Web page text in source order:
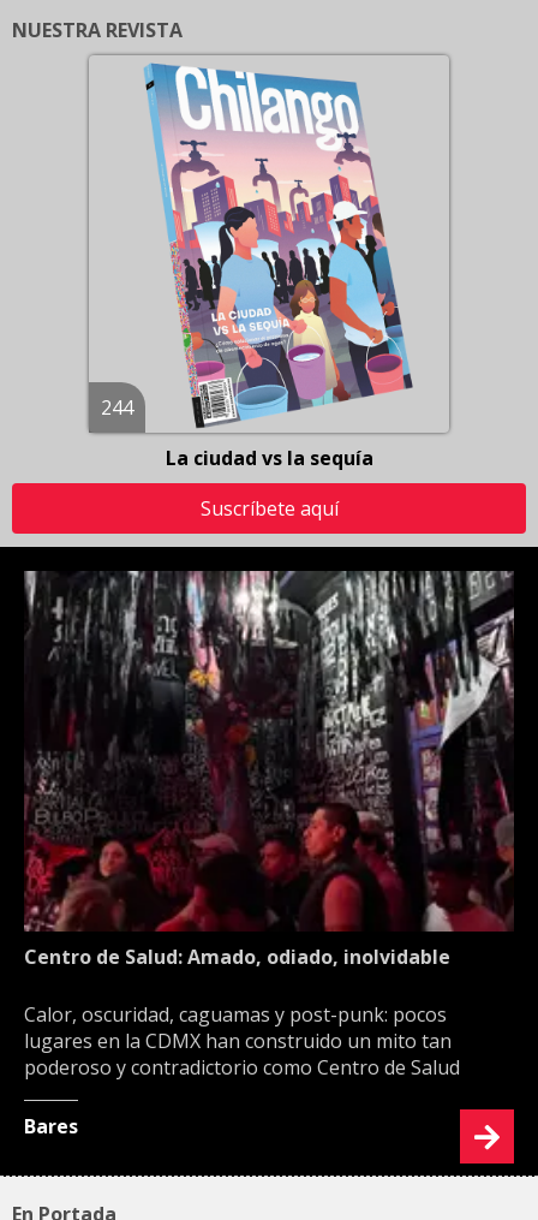
NUESTRA REVISTA
244
La ciudad vs la sequía
Suscríbete aquí
Centro de Salud: Amado, odiado, inolvidable
Calor, oscuridad, caguamas y post-punk: pocos
lugares en la CDMX han construido un mito tan
poderoso y contradictorio como Centro de Salud
Bares
En Portada